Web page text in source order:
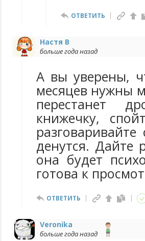
ОТВЕТИТЬ
Настя В
больше года назад
А вы уверены,
месяцев нужны
перестанет
книжечку,
денутся. Дайте
она будет
готова к
ОТВЕТИТЬ
Veronika
больше года назад